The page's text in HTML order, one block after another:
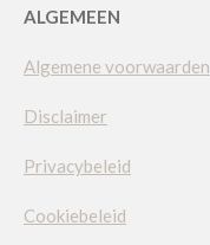
ALGEMEEN
Algemene voorwaarden
Disclaimer
Privacybeleid
Cookiebeleid